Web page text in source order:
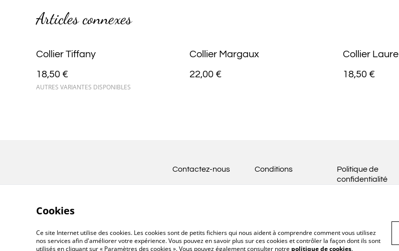
Articles connexes
Collier Tiffany
18,50 €
AUTRES VARIANTES DISPONIBLES
Collier Margaux
22,00 €
Collier Laure
18,50 €
Contactez-nous Conditions
Politique de
confidentialité
Cookies
Ce site Internet utilise des cookies. Les cookies sont de petits fichiers qui nous aident à comprendre comment vous utilisez
nos services afin d'améliorer votre expérience. Vous pouvez en savoir plus sur ces cookies et contrôler la façon dont ils sont
utilisés en cliquant sur « Paramètres des cookies ». Vous pouvez également consulter notre politique de cookies.